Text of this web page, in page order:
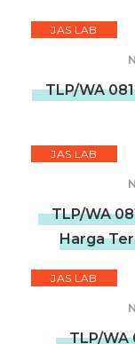
JAS LAB
TLP/WA
JAS LAB
TLP/WA
Harga
JAS LAB
TLP/WA